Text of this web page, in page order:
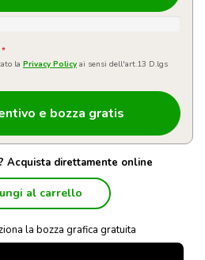
*
la Privacy Policy ai sensi dell'art.13 D.lgs
Acquista direttamente online
al carrello
la bozza grafica gratuita